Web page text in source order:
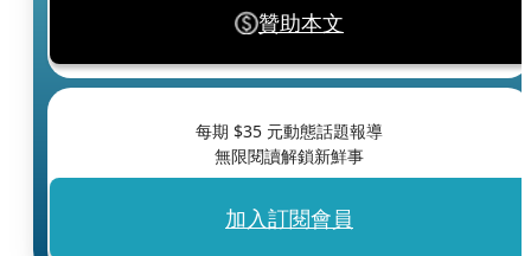
贊助本文
每期 $35 元動態話題報導
無限閱讀解鎖新鮮事
加入訂閱會員